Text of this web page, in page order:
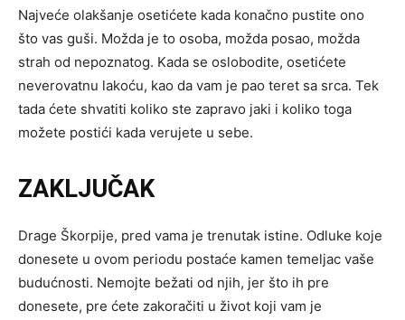
Najveće olakšanje osetićete kada konačno pustite ono
što vas guši. Možda je to osoba, možda posao, možda
strah od nepoznatog. Kada se oslobodite, osetićete
neverovatnu lakoću, kao da vam je pao teret sa srca. Tek
tada ćete shvatiti koliko ste zapravo jaki i koliko toga
možete postići kada verujete u sebe.
ZAKLJUČAK
Drage Škorpije, pred vama je trenutak istine. Odluke koje
donesete u ovom periodu postaće kamen temeljac vaše
budućnosti. Nemojte bežati od njih, jer što ih pre
donesete, pre ćete zakoračiti u život koji vam je